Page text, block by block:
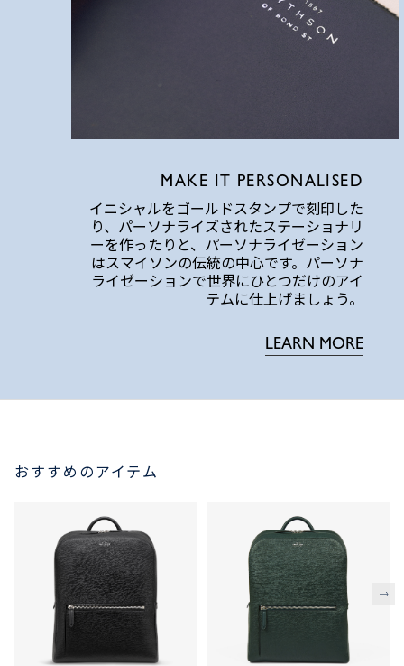
MAKE IT PERSONALISED
イニシャルをゴールドスタンプで刻印した
り、パーソナライズされたステーショナリ
ーを作ったりと、パーソナライゼーション
はスマイソンの伝統の中心です。パーソナ
ライゼーションで世界にひとつだけのアイ
テムに仕上げましょう。
LEARN MORE
おすすめのアイテム
次